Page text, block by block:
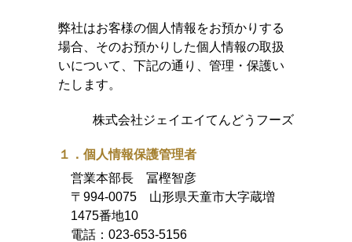
弊社はお客様の個人情報をお預かりする
場合、そのお預かりした個人情報の取扱
いについて、下記の通り、管理・保護い
たします。
株式会社ジェイエイてんどうフーズ
１．個人情報保護管理者
営業本部長 冨樫智彦
〒994-0075 山形県天童市大字蔵増
1475番地10
電話： 023-653-5156